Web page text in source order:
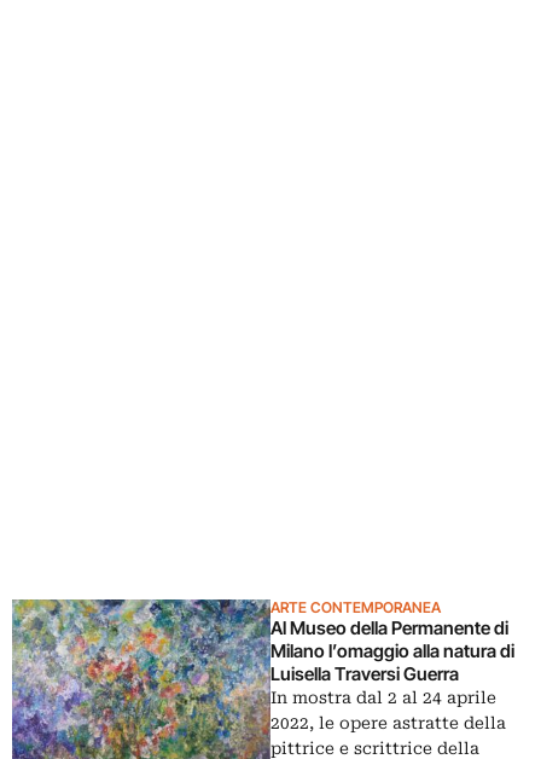
ARTE CONTEMPORANEA
Al Museo della Permanente di
Milano l’omaggio alla natura di
Luisella Traversi Guerra
In mostra dal 2 al 24 aprile
2022, le opere astratte della
pittrice e scrittrice della